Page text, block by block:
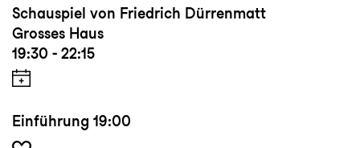
Schauspiel von Friedrich Dürrenmatt
Grosses Haus
19:30 - 22:15
Einführung 19:00